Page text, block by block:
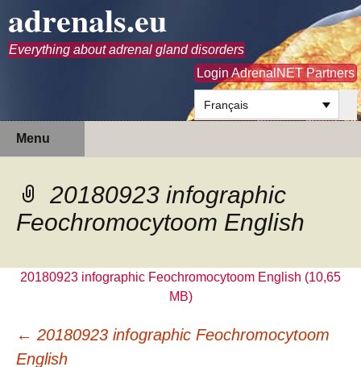
adrenals.eu
Everything about adrenal gland disorders
Login AdrenalNET Partners
Français
Menu
20180923 infographic
Feochromocytoom English
20180923 infographic Feochromocytoom English
Navigation
des
← 20180923 infographic Feochromocytoom
English